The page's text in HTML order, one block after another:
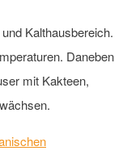
Kalthausbereich.
Daneben
mit Kakteen,